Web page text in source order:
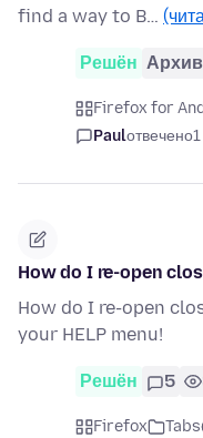
find a way to B…
Решён
Firefox for
Paulотвечено
How do I re-open
How do I re-open
your HELP menu!
Решён 5
Firefox Tabs